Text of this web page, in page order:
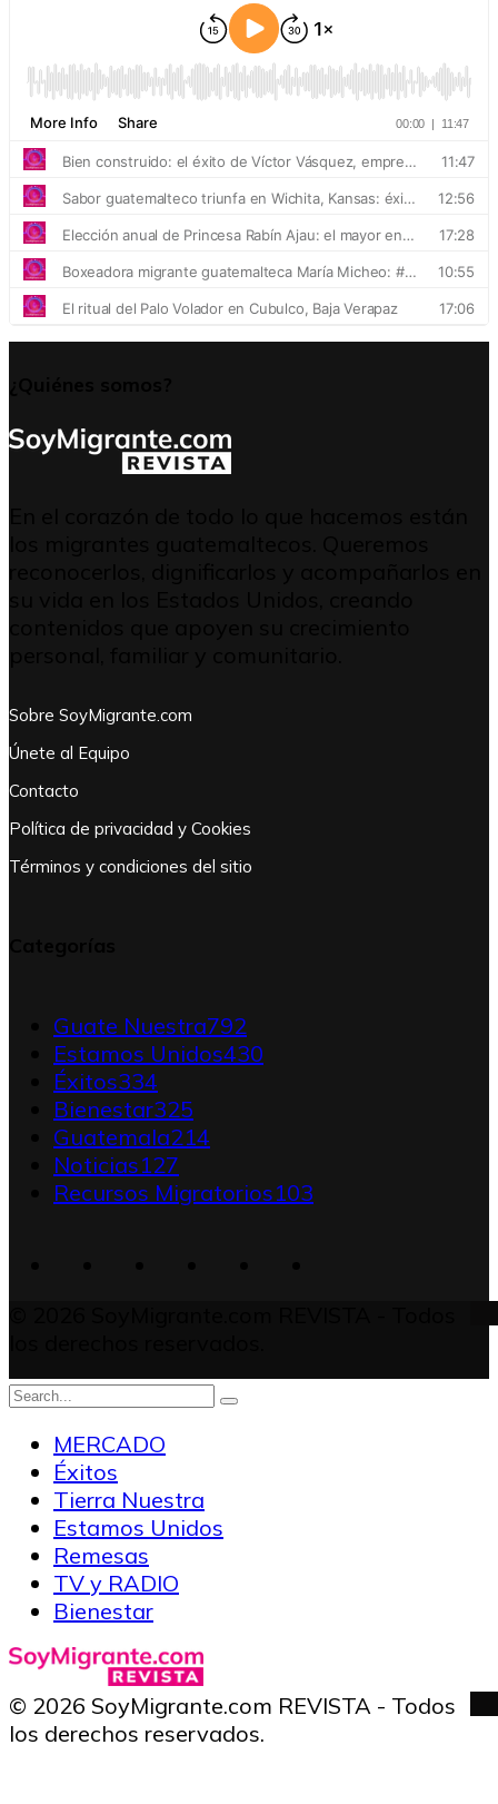
Sobre SoyMigrante.com
Únete al Equipo
Contacto
Política de privacidad y Cookies
Términos y condiciones del sitio
Guate Nuestra792
Estamos Unidos430
Éxitos334
Bienestar325
Guatemala214
Noticias127
Recursos Migratorios103
MERCADO
Éxitos
Tierra Nuestra
Estamos Unidos
Remesas
TV y RADIO
Bienestar
© 2026 SoyMigrante.com REVISTA - Todos
los derechos reservados.